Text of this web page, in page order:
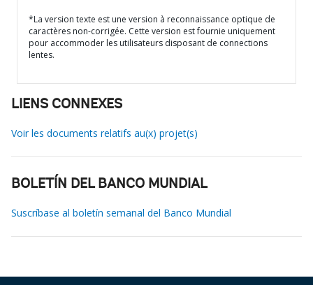
*La version texte est une version à reconnaissance optique de
caractères non-corrigée. Cette version est fournie uniquement
pour accommoder les utilisateurs disposant de connections
lentes.
LIENS CONNEXES
Voir les documents relatifs au(x) projet(s)
BOLETÍN DEL BANCO MUNDIAL
Suscríbase al boletín semanal del Banco Mundial